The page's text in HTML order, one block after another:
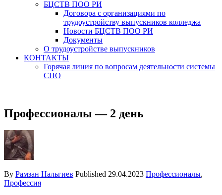
БЦСТВ ПОО РИ
Договора с организациями по
трудоустройству выпускников колледжа
Новости БЦСТВ ПОО РИ
Документы
О трудоустройстве выпускников
КОНТАКТЫ
Горячая линия по вопросам деятельности системы
СПО
Профессионалы — 2 день
By Рамзан Нальгиев Published 29.04.2023 Профессионалы,
Профессия